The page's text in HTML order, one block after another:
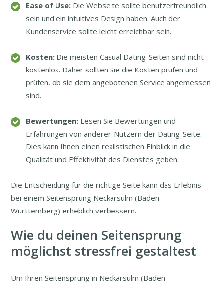
Ease of Use: Die Webseite sollte benutzerfreundlich
sein und ein intuitives Design haben. Auch der
Kundenservice sollte leicht erreichbar sein.
Kosten: Die meisten Casual Dating-Seiten sind nicht
kostenlos. Daher sollten Sie die Kosten prüfen und
prüfen, ob sie dem angebotenen Service angemessen
sind.
Bewertungen: Lesen Sie Bewertungen und
Erfahrungen von anderen Nutzern der Dating-Seite.
Dies kann Ihnen einen realistischen Einblick in die
Qualität und Effektivität des Dienstes geben.
Die Entscheidung für die richtige Seite kann das Erlebnis
bei einem Seitensprung Neckarsulm (Baden-
Württemberg) erheblich verbessern.
Wie du deinen Seitensprung
möglichst stressfrei gestaltest
Um Ihren Seitensprung in Neckarsulm (Baden-